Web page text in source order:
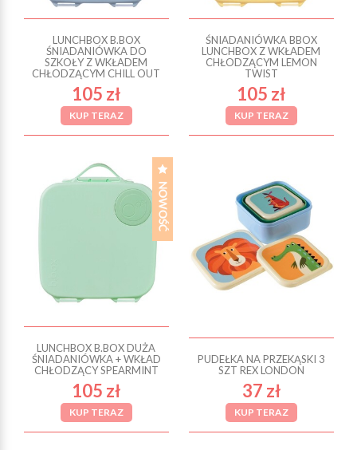
LUNCHBOX B.BOX
ŚNIADANIÓWKA DO
SZKOŁY Z WKŁADEM
CHŁODZĄCYM CHILL OUT
105 zł
KUP TERAZ
ŚNIADANIÓWKA BBOX
LUNCHBOX Z WKŁADEM
CHŁODZĄCYM LEMON
TWIST
105 zł
KUP TERAZ
LUNCHBOX B.BOX DUŻA
ŚNIADANIÓWKA + WKŁAD
CHŁODZĄCY SPEARMINT
105 zł
KUP TERAZ
PUDEŁKA NA PRZEKĄSKI 3
SZT REX LONDON
37 zł
KUP TERAZ